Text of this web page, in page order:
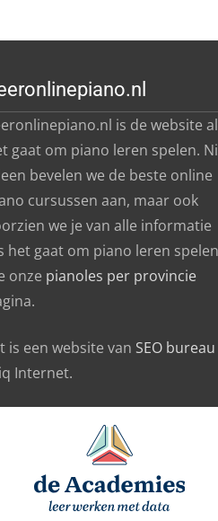
is de website
gaat om piano leren spelen.
bevelen we de beste online
cursussen aan, maar ook
we je van alle informatie
het gaat om piano leren
onze pianoles per provincie
is een website van SEO bureau
Internet.